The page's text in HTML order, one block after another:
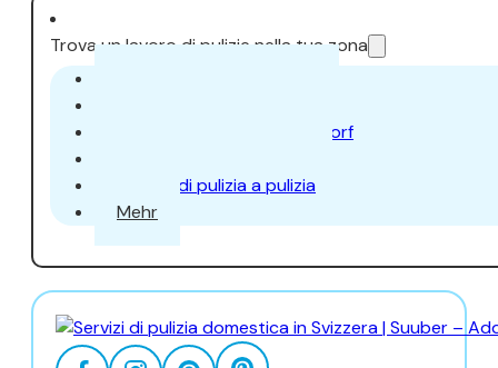
Trova un lavoro di pulizie nella tua zona
Lavoro di pulizia a Dübendorf
Lavoro di pulizia a pulizia
Mehr